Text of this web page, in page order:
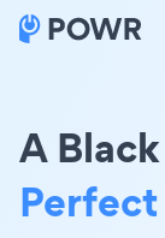
A